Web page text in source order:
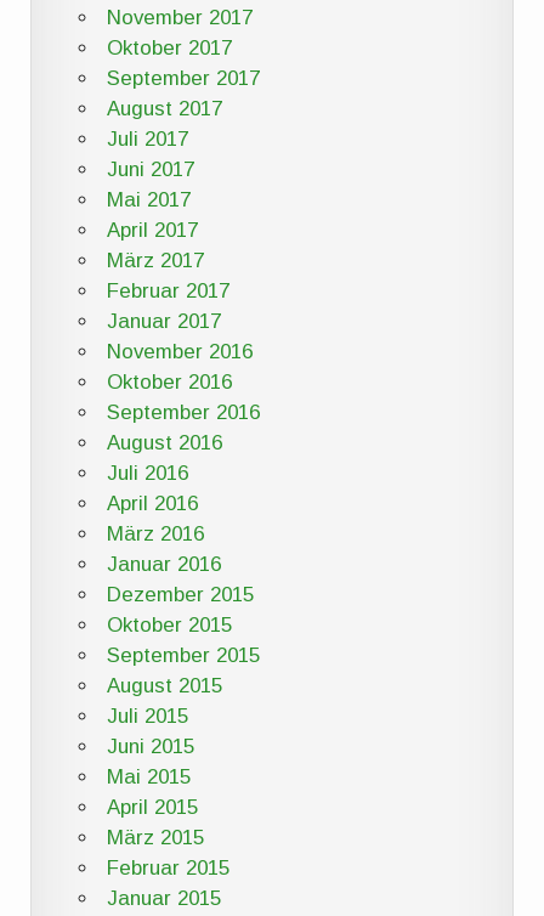
November 2017
Oktober 2017
September 2017
August 2017
Juli 2017
Juni 2017
Mai 2017
April 2017
März 2017
Februar 2017
Januar 2017
November 2016
Oktober 2016
September 2016
August 2016
Juli 2016
April 2016
März 2016
Januar 2016
Dezember 2015
Oktober 2015
September 2015
August 2015
Juli 2015
Juni 2015
Mai 2015
April 2015
März 2015
Februar 2015
Januar 2015